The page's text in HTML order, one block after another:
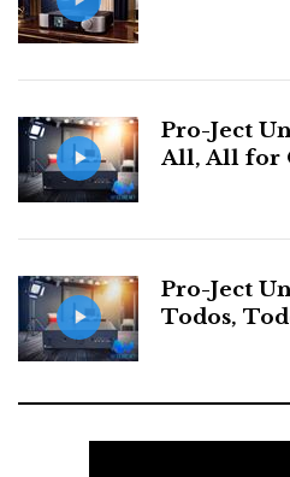
Pro-Ject
All, All for
Pro-Ject
Todos,